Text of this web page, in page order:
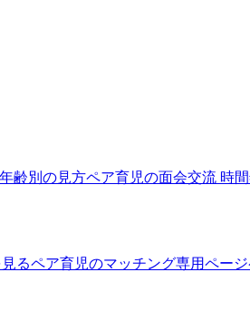
齢別の見方ペア育児の面会交流 時間
るペア育児のマッチング専用ページ